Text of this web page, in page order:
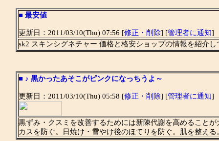
■ 最安値
更新日：2011/03/10(Thu) 07:56 [修正・削除] [管理者に通知]
sk2 スキンシグネチャー 価格と格安ショップの情報を紹介し
■ ♪ 黒かったあそこがピンクになっちうよ～
更新日：2011/03/10(Thu) 05:58 [修正・削除] [管理者に通知]
黒ずみ・クスミを改善するためには新陳代謝を高めること
カスを防ぐ。日焼け・雪やけ後のほてりを防ぐ。肌を整える